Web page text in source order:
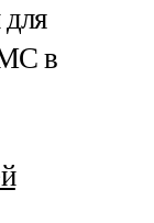
для
в